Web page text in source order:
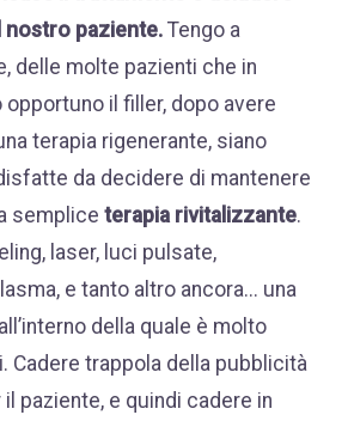
paziente.
delle molte pazienti che in
il filler, dopo avere
terapia rigenerante, siano
da decidere di mantenere
semplice terapia rivitalizzante.
, laser, luci pulsate,
e tanto altro ancora... una
della quale è molto
Cadere trappola della pubblicità
paziente, e quindi cadere in